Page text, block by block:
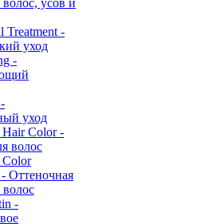
волос, усов и
Treatment -
уход
-
уход
Color -
волос
Оттеночная
волос
-